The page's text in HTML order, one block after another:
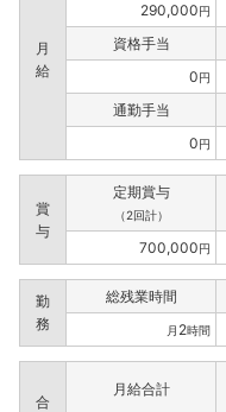
月
給
290,000円
資格手当
0円
通勤手当
0円
賞
与
定期賞与
（2回計）
700,000円
勤
務
総残業時間
月 2時間
合
月給合計